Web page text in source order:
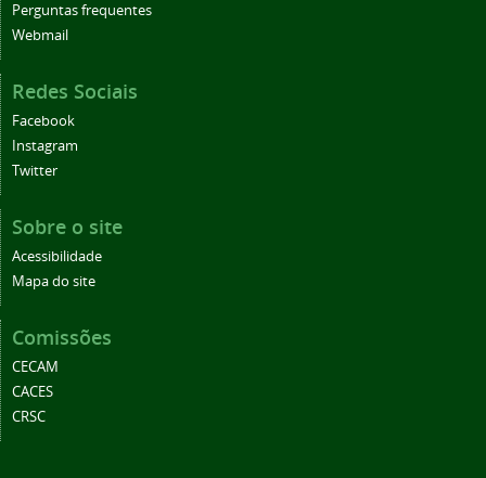
Perguntas frequentes
Webmail
Redes Sociais
Facebook
Instagram
Twitter
Sobre o site
Acessibilidade
Mapa do site
Comissões
CECAM
CACES
CRSC